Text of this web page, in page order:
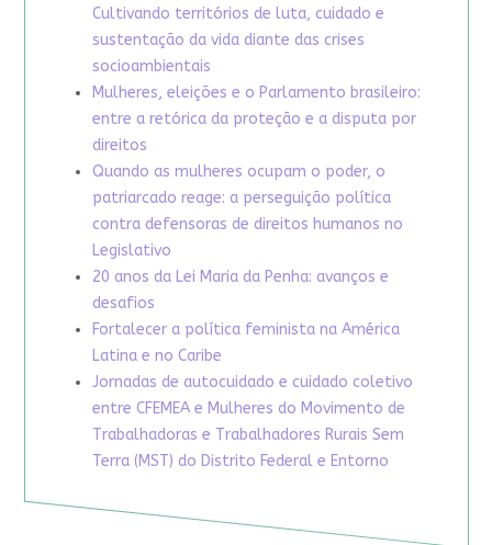
Cultivando territórios de luta, cuidado e
sustentação da vida diante das crises
socioambientais
Mulheres, eleições e o Parlamento brasileiro:
entre a retórica da proteção e a disputa por
direitos
Quando as mulheres ocupam o poder, o
patriarcado reage: a perseguição política
contra defensoras de direitos humanos no
Legislativo
20 anos da Lei Maria da Penha: avanços e
desafios
Fortalecer a política feminista na América
Latina e no Caribe
Jornadas de autocuidado e cuidado coletivo
entre CFEMEA e Mulheres do Movimento de
Trabalhadoras e Trabalhadores Rurais Sem
Terra (MST) do Distrito Federal e Entorno